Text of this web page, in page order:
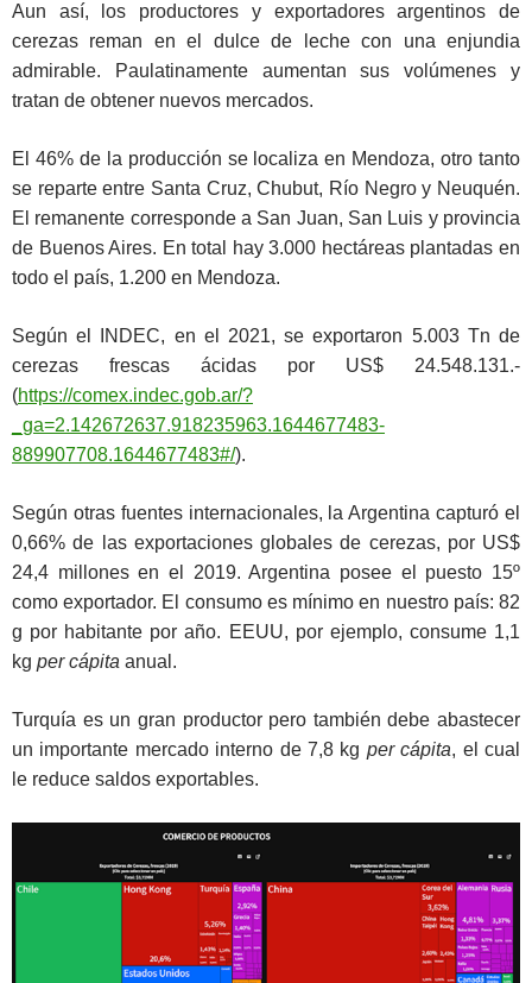
Aun así, los productores y exportadores argentinos de
cerezas reman en el dulce de leche con una enjundia
admirable. Paulatinamente aumentan sus volúmenes y
tratan de obtener nuevos mercados.
El 46% de la producción se localiza en Mendoza, otro tanto
se reparte entre Santa Cruz, Chubut, Río Negro y Neuquén.
El remanente corresponde a San Juan, San Luis y provincia
de Buenos Aires. En total hay 3.000 hectáreas plantadas en
todo el país, 1.200 en Mendoza.
Según el INDEC, en el 2021, se exportaron 5.003 Tn de
cerezas frescas ácidas por US$ 24.548.131.-
(https://comex.indec.gob.ar/?
_ga=2.142672637.918235963.1644677483-
889907708.1644677483#/).
Según otras fuentes internacionales, la Argentina capturó el
0,66% de las exportaciones globales de cerezas, por US$
24,4 millones en el 2019. Argentina posee el puesto 15º
como exportador. El consumo es mínimo en nuestro país: 82
g por habitante por año. EEUU, por ejemplo, consume 1,1
kg per cápita anual.
Turquía es un gran productor pero también debe abastecer
un importante mercado interno de 7,8 kg per cápita, el cual
le reduce saldos exportables.